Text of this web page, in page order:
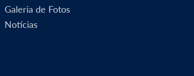
Galeria de Fotos
Notícias